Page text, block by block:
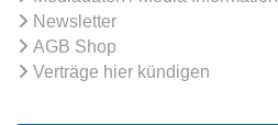
Newsletter
AGB Shop
Verträge hier kündigen